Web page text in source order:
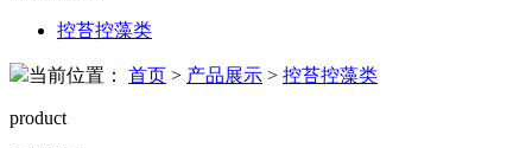
控苔控藻类
当前位置： 首页 > 产品展示 > 控苔控藻类
product